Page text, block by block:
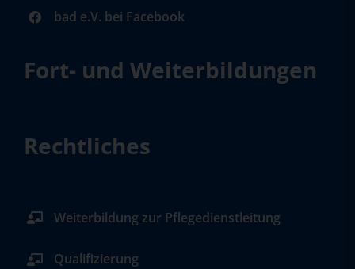
bad e.V. bei Facebook
Fort- und Weiterbildungen
Rechtliches
Weiterbildung zur Pflegedienstleitung
Qualifizierung